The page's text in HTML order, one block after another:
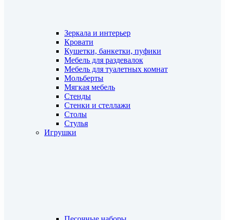
Зеркала и интерьер
Кровати
Кушетки, банкетки, пуфики
Мебель для раздевалок
Мебель для туалетных комнат
Мольберты
Мягкая мебель
Стенды
Стенки и стеллажи
Столы
Стулья
Игрушки